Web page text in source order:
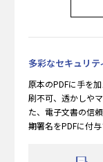
多彩なセキュリ
原本のPDFに⼿を
刷不可、透かしや
た、電⼦⽂書の信
期署名をPDFに付与